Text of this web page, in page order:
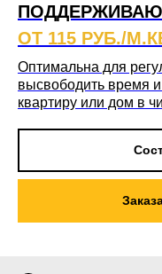
ОТ 115 РУБ./
Оптимальна для
высвободить время
квартиру или дом в